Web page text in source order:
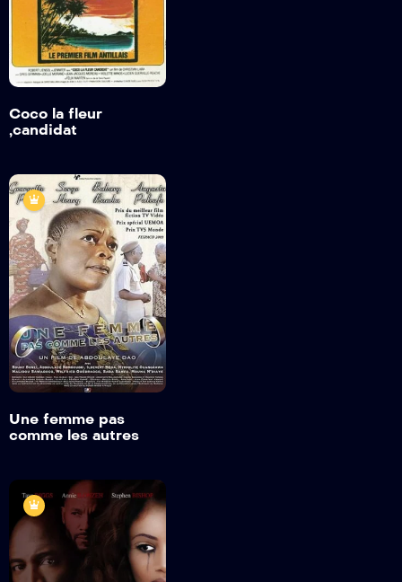
Trailer
Detail
Coco la fleur
,candidat
Une femme pas
comme les autres
2009 1 h 48min
Trailer
Detail
Une femme pas
comme les autres
Jusqu’à ce que la
mort nous sépare